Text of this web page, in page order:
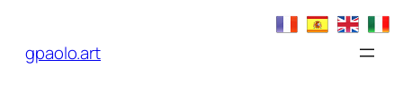
contenuto
gpaolo.art